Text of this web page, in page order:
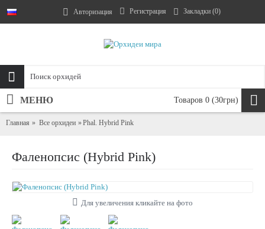
Авторизация Регистрация Закладки (0)
Товаров 0 (30грн)
МЕНЮ
Главная Все орхидеи Phal. Hybrid Pink
Фаленопсис (Hybrid Pink)
Для увеличения кликайте на фото